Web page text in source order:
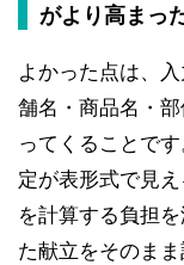
がより高まっ
よかった点は、
舗名・商品名・
ってくることで
定が表形式で見
を計算する負担
た献立をそのま